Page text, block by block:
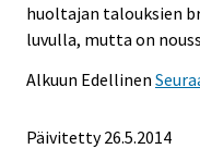
huoltajan talouksien
luvulla, mutta on
Alkuun Edellinen
Päivitetty 26.5.2014